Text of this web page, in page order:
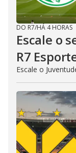
DO R7/HÁ 4 HORAS
Escale o
R7
Escale o